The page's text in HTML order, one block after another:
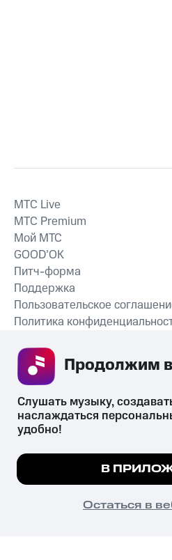
СКАЧАТЬ
MTС Live
MTС Premium
Мой МТС
GOOD’OK
Питч-форма
Поддержка
Пользовательское
Политика
психотропных веществ, их
их незаконный оборот запрещён и
законодательством
© 2026 ООО «КИОН».
Все права защищены
Мы используем куки, чтобы
Подробнее
Слушать музыку,
наслаждаться
удобно!
В
Остаться в